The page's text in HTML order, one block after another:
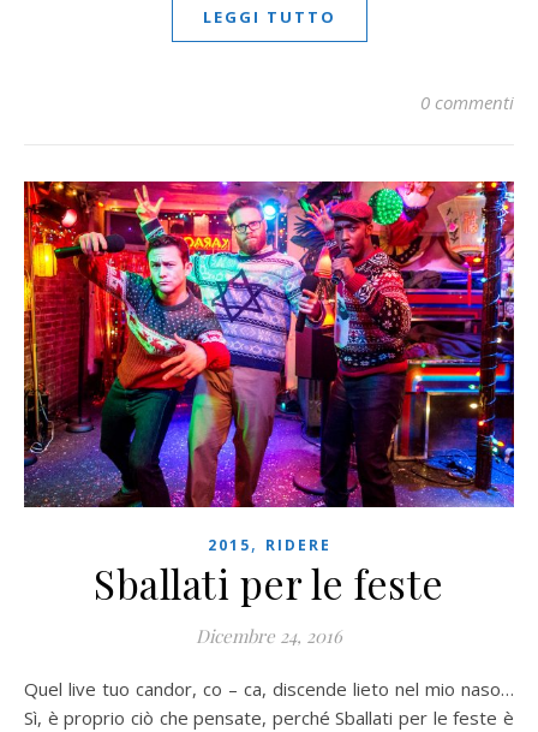
LEGGI TUTTO
0 commenti
2015, RIDERE
Sballati per le feste
Dicembre 24, 2016
Quel live tuo candor, co – ca, discende lieto nel mio naso…
Sì, è proprio ciò che pensate, perché Sballati per le feste è